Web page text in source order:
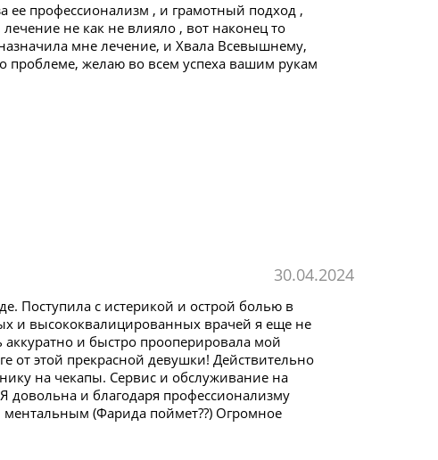
ее профессионализм , и грамотный подход ,
не как не влияло , вот наконец то
мне лечение, и Хвала Всевышнему,
проблеме, желаю во всем успеха вашим рукам
30.04.2024
Поступила с истерикой и острой болью в
и высококвалицированных врачей я еще не
и быстро прооперировала мой
от этой прекрасной девушки! Действительно
на чекапы. Сервис и обслуживание на
и благодаря профессионализму
(Фарида поймет??) Огромное